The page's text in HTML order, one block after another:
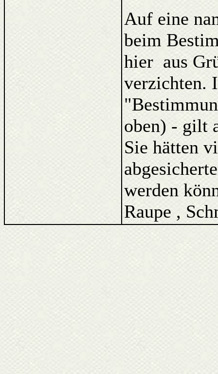
Auf eine
beim
hier aus
verzichten.
oben) - gilt
Sie hätten
werden
Raupe ,